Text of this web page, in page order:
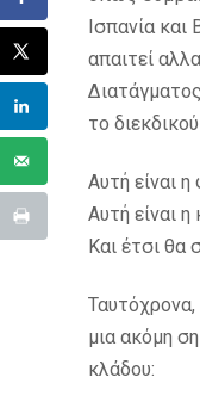
Ισπανία και
απαιτεί
το
Αυτή είναι
Αυτή είναι
Και έτσι θα
μια ακόμη
κλάδου: